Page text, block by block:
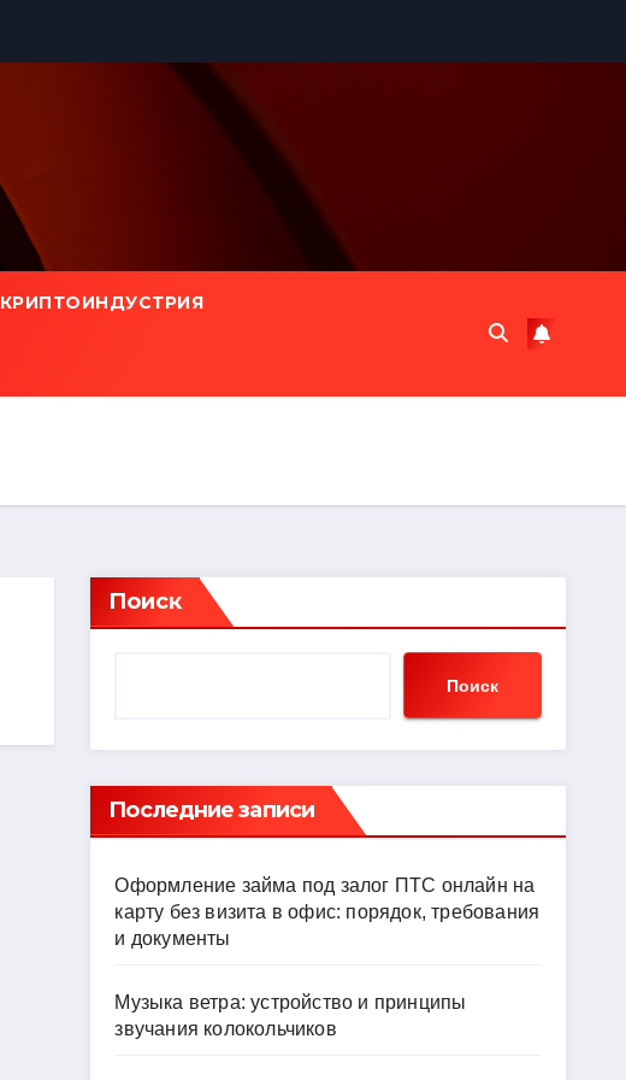
КРИПТОИНДУСТРИЯ
Поиск
Поиск
Последние записи
Оформление займа под залог ПТС онлайн на
карту без визита в офис: порядок, требования
и документы
Музыка ветра: устройство и принципы
звучания колокольчиков